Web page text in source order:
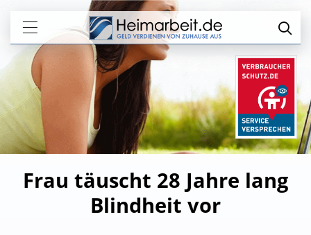
Frau täuscht 28 Jahre lang
Blindheit vor